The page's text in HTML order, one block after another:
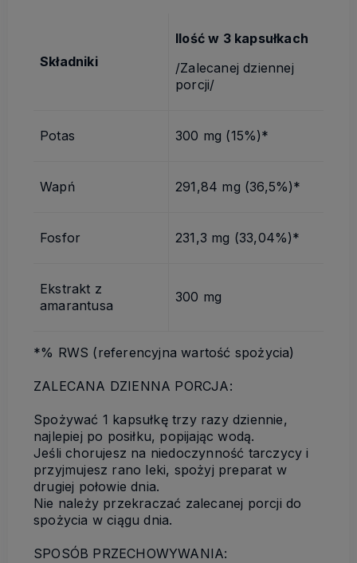
Składniki
Ilość w 3 kapsułkach
/Zalecanej dziennej
porcji/
Potas 300 mg (15%)*
Wapń 291,84 mg (36,5%)*
Fosfor 231,3 mg (33,04%)*
Ekstrakt z
amarantusa
300 mg
*% RWS (referencyjna wartość spożycia)
ZALECANA DZIENNA PORCJA:
Spożywać 1 kapsułkę trzy razy dziennie,
najlepiej po posiłku, popijając wodą.
Jeśli chorujesz na niedoczynność tarczycy i
przyjmujesz rano leki, spożyj preparat w
drugiej połowie dnia.
Nie należy przekraczać zalecanej porcji do
spożycia w ciągu dnia.
SPOSÓB PRZECHOWYWANIA: